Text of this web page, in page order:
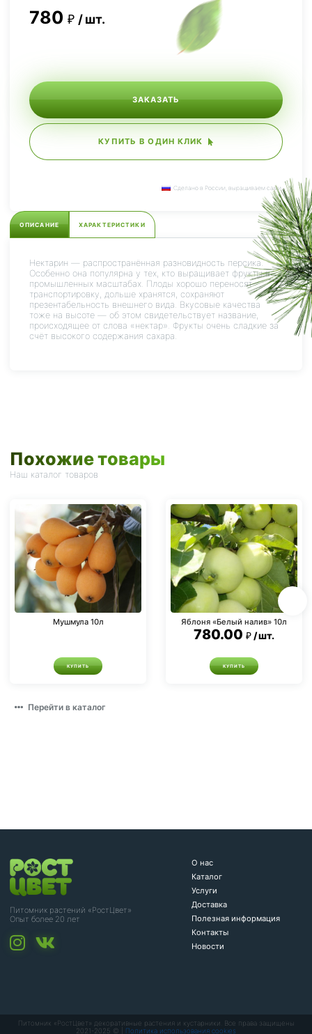
780 шт.
ЗАКАЗАТЬ
КУПИТЬ В ОДИН КЛИК
Сделано в России, выращиваем сами.
ОПИСАНИЕ ХАРАКТЕРИСТИКИ
Нектарин — распространённая разновидность персика.
Особенно она популярна у тех, кто выращивает фрукты в
промышленных масштабах. Плоды хорошо переносят
транспортировку, дольше хранятся, сохраняют
презентабельность внешнего вида. Вкусовые качества
тоже на высоте — об этом свидетельствует название,
происходящее от слова «нектар». Фрукты очень сладкие за
счёт высокого содержания сахара.
Похожие товары
Наш каталог товаров
Мушмула 10л
КУПИТЬ
Яблоня «Белый налив» 10л
780.00 шт.
КУПИТЬ
Перейти в каталог
Питомник растений «РостЦвет»
Опыт более 20 лет
О нас
Каталог
Услуги
Доставка
Полезная информация
Контакты
Новости
Питомник «РостЦвет» декоративные растения и кустарники. Все права защищены
2021-2025 © | Политика использования cookies